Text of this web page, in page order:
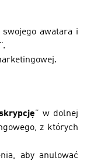
awatara i
” w dolnej
z których
aby anulować